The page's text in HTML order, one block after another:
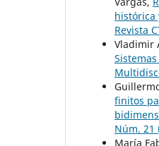
histórica
Revista
Vladimir
finitos
Núm. 21
María